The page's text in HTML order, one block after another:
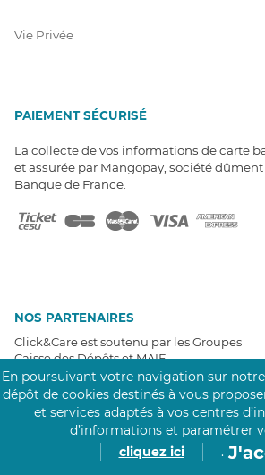
Vie Privée
PAIEMENT SÉCURISÉ
La collecte de vos informations de carte
et assurée par Mangopay, société
Banque de France.
NOS PARTENAIRES
Click&Care est soutenu par les Groupes
Caisse des Dépôts et MAIF.
En poursuivant votre navigation sur
dépôt de cookies destinés à vous
et services adaptés à vos centres
d’informations et paramétrer
cliquez ici
.